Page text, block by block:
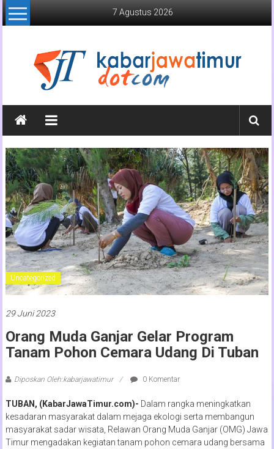
Lompat
ke
7 Agustus 2026
Kabar
Jawa
Timur
Media
Online
Jawa
Timur
Uncategorized
29 Juni 2023
Orang Muda Ganjar Gelar Program
Tanam Pohon Cemara Udang Di Tuban
Diposkan Oleh:kabarjawatimur 0 Komentar
TUBAN, (KabarJawaTimur.com)- Dalam rangka meningkatkan
kesadaran masyarakat dalam mejaga ekologi serta membangun
masyarakat sadar wisata, Relawan Orang Muda Ganjar (OMG) Jawa
Timur mengadakan kegiatan tanam pohon cemara udang bersama